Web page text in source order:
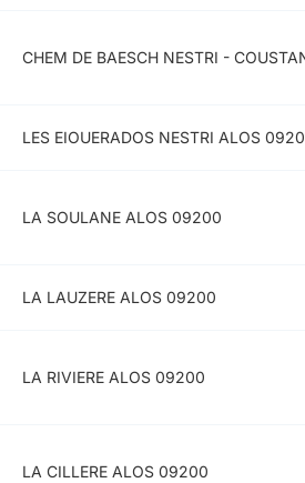
CHEM DE BAESCH NESTRI -
LES EIOUERADOS NESTRI ALOS
LA SOULANE ALOS 09200
LA LAUZERE ALOS 09200
LA RIVIERE ALOS 09200
LA CILLERE ALOS 09200